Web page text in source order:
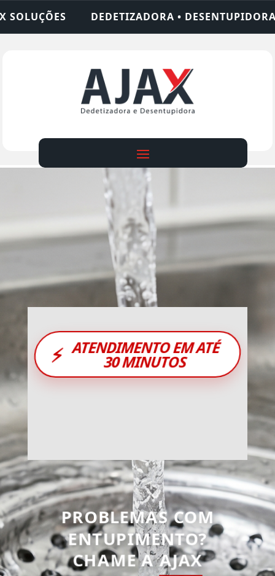
• DESENTUPIDORA • LIMPEZA DE FOSSA •
⚡ ATENDIMENTO EM ATÉ
30 MINUTOS
PROBLEMAS COM
ENTUPIMENTO?
CHAME AAJAX